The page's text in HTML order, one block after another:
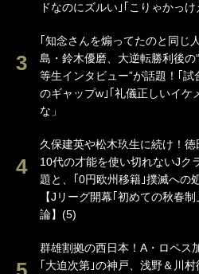
ドなのにズルい｣｢こりゃかっけ
｢知念さんを煽ってたのと同じ
島・鈴木優磨、大逆転勝利後の
等生インタビュー”が話題！｢試
のギャップw｣｢礼儀正しいイケ
な」
久保建英や松木玖生に続け！徳
10代の才能を使い切れないJク
題と、｢0円欧州移籍｣撲滅への
【Jリーグ開幕｢初めての秋春制
論】(5)
群雄割拠の西日本！A・ロペス
｢大迫次第｣の神戸、浅野＆川村